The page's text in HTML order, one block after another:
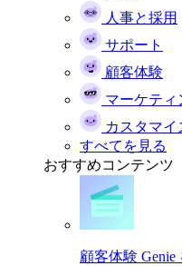
人事と採用
サポート
顧客体験
マーケティ
カスタマイ
すべてを見る
おすすめコンテンツ
顧客体験 Genie